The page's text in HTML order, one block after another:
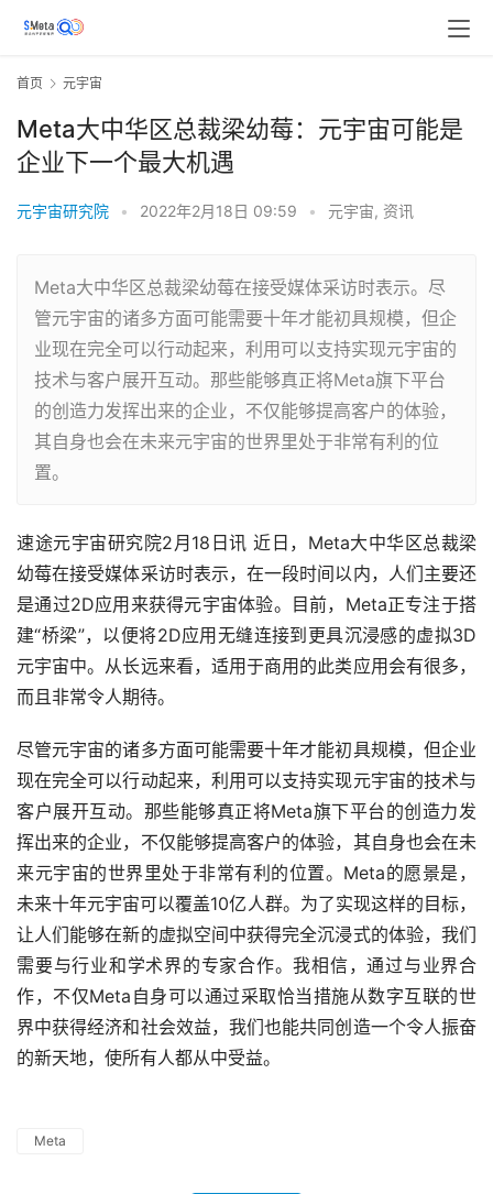
首页 元宇宙
Meta大中华区总裁梁幼莓：元宇宙可能是
企业下一个最大机遇
元宇宙研究院 • 2022年2月18日 09:59 • 元宇宙, 资讯
Meta大中华区总裁梁幼莓在接受媒体采访时表示。尽
管元宇宙的诸多方面可能需要十年才能初具规模，但企
业现在完全可以行动起来，利用可以支持实现元宇宙的
技术与客户展开互动。那些能够真正将Meta旗下平台
的创造力发挥出来的企业，不仅能够提高客户的体验，
其自身也会在未来元宇宙的世界里处于非常有利的位
置。
速途元宇宙研究院2月18日讯 近日，Meta大中华区总裁梁
幼莓在接受媒体采访时表示，在一段时间以内，人们主要还
是通过2D应用来获得元宇宙体验。目前，Meta正专注于搭
建“桥梁”，以便将2D应用无缝连接到更具沉浸感的虚拟3D
元宇宙中。从长远来看，适用于商用的此类应用会有很多，
而且非常令人期待。
尽管元宇宙的诸多方面可能需要十年才能初具规模，但企业
现在完全可以行动起来，利用可以支持实现元宇宙的技术与
客户展开互动。那些能够真正将Meta旗下平台的创造力发
挥出来的企业，不仅能够提高客户的体验，其自身也会在未
来元宇宙的世界里处于非常有利的位置。Meta的愿景是，
未来十年元宇宙可以覆盖10亿人群。为了实现这样的目标，
让人们能够在新的虚拟空间中获得完全沉浸式的体验，我们
需要与行业和学术界的专家合作。我相信，通过与业界合
作，不仅Meta自身可以通过采取恰当措施从数字互联的世
界中获得经济和社会效益，我们也能共同创造一个令人振奋
的新天地，使所有人都从中受益。
Meta